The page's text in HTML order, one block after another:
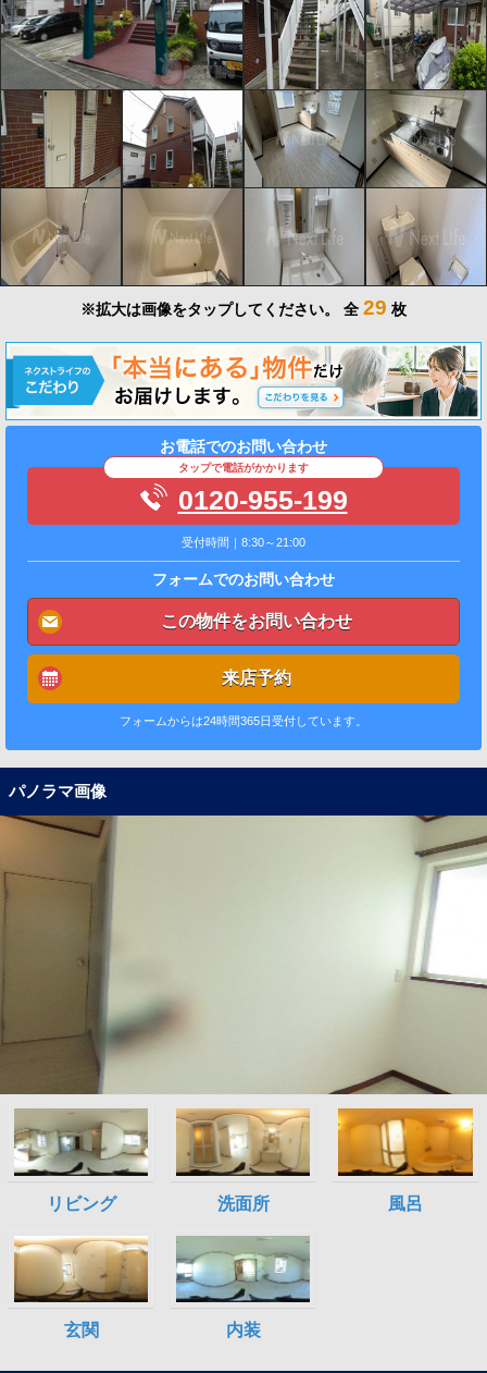
※拡大は画像をタップしてください。 全 29 枚
お電話でのお問い合わせ
タップで電話がかかります
0120-955-199
受付時間｜8:30～21:00
フォームでのお問い合わせ
この物件をお問い合わせ
来店予約
フォームからは24時間365日受付しています。
パノラマ画像